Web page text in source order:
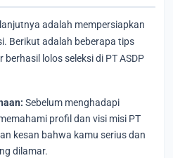
adalah mempersiapkan
Berikut adalah beberapa tips
lolos seleksi di PT ASDP
Sebelum menghadapi
profil dan visi misi PT
kesan bahwa kamu serius dan
dilamar.